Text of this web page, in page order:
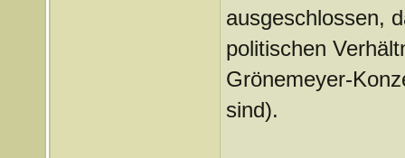
ausgeschlossen,
politischen
Grönemeyer-
sind).